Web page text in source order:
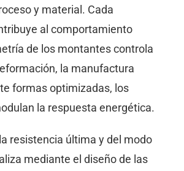
y material. Cada
al comportamiento
de los montantes controla
la manufactura
formas optimizadas, los
la respuesta energética.
resistencia última y del modo
mediante el diseño de las